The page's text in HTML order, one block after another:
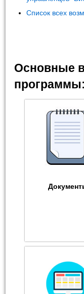
Список всех
Основные
программы: